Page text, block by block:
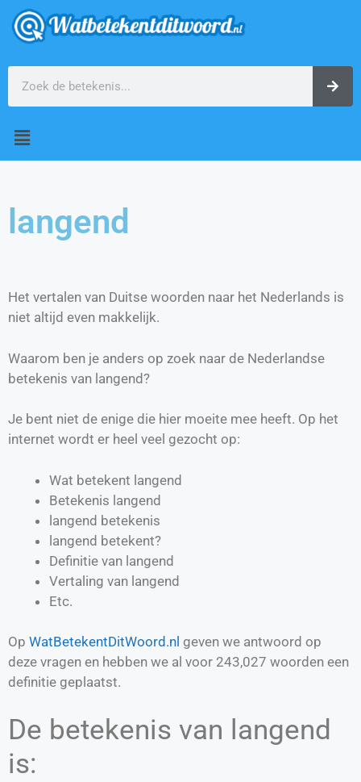
langend
Het vertalen van Duitse woorden naar het Nederlands is
niet altijd even makkelijk.
Waarom ben je anders op zoek naar de Nederlandse
betekenis van langend?
Je bent niet de enige die hier moeite mee heeft. Op het
internet wordt er heel veel gezocht op:
Wat betekent langend
Betekenis langend
langend betekenis
langend betekent?
Definitie van langend
Vertaling van langend
Etc.
Op WatBetekentDitWoord.nl geven we antwoord op
deze vragen en hebben we al voor 243,027 woorden een
definitie geplaatst.
De betekenis van langend
is: